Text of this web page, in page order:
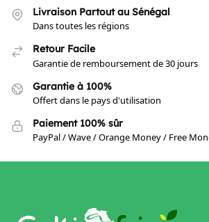
Livraison Partout au Sénégal
Dans toutes les régions
Retour Facile
Garantie de remboursement de 30 jours
Garantie à 100%
Offert dans le pays d'utilisation
Paiement 100% sûr
PayPal / Wave / Orange Money / Free